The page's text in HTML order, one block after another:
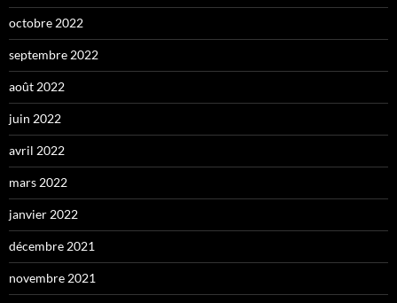
octobre 2022
septembre 2022
août 2022
juin 2022
avril 2022
mars 2022
janvier 2022
décembre 2021
novembre 2021